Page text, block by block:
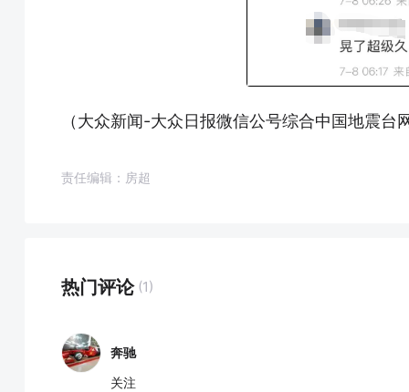
（大众新闻-大众日报微信公号综合中国地震台
责任编辑：房超
热门评论 (1)
奔驰
关注